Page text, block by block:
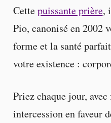
Cettepuissante prière,
Pio, canonisé en 2002
forme et la santé
votre existence :
Priez chaque jour,
intercession en faveur